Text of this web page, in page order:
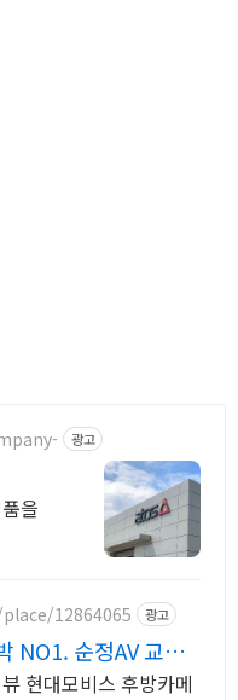
광고
을
12864065 광고
NO1. 순정AV 교체
현대모비스 후방카메